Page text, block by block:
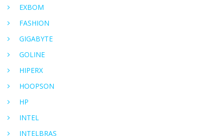
EXBOM
FASHION
GIGABYTE
GOLINE
HIPERX
HOOPSON
HP
INTEL
INTELBRAS